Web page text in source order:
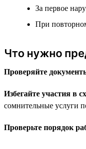
За первое
При
Что нужно
Проверяйте
Избегайте участия в
сомнительные услуги
Проверьте порядок